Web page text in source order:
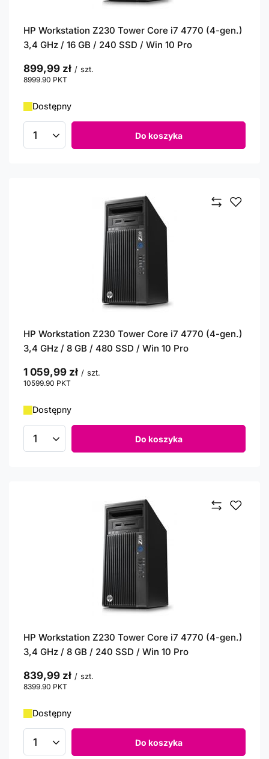
HP Workstation Z230 Tower Core i7 4770 (4-gen.)
3,4 GHz / 16 GB / 240 SSD / Win 10 Pro
899,99 zł / szt.
8999.90 PKT
Dostępny
Ilość produktów Do koszyka
HP Workstation Z230 Tower Core i7 4770 (4-gen.)
3,4 GHz / 8 GB / 480 SSD / Win 10 Pro
1 059,99 zł / szt.
10599.90 PKT
Dostępny
Ilość produktów Do koszyka
HP Workstation Z230 Tower Core i7 4770 (4-gen.)
3,4 GHz / 8 GB / 240 SSD / Win 10 Pro
839,99 zł / szt.
8399.90 PKT
Dostępny
Ilość produktów Do koszyka